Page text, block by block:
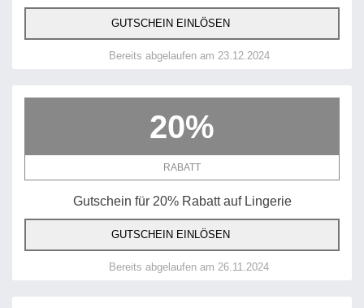
GUTSCHEIN EINLÖSEN
Bereits abgelaufen am 23.12.2024
20%
RABATT
Gutschein für 20% Rabatt auf Lingerie
GUTSCHEIN EINLÖSEN
Bereits abgelaufen am 26.11.2024